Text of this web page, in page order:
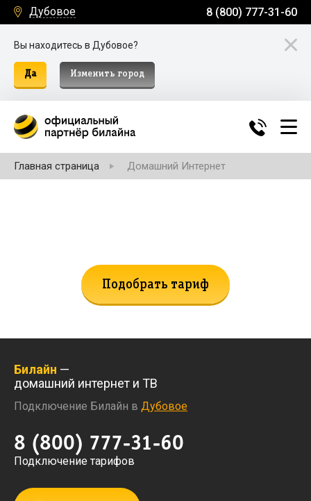
Дубовое 8 (800) 777-31-60
Вы находитесь в Дубовое?
Да Изменить город
Главная страница Домашний Интернет
Подобрать тариф
Билайн —
домашний интернет и ТВ
Подключение Билайн в Дубовое
8 (800) 777-31-60
Подключение тарифов